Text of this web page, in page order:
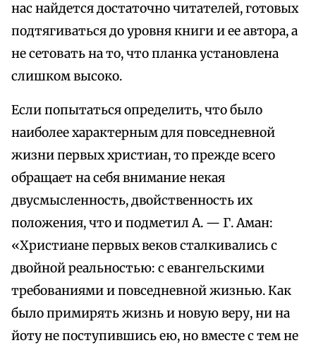
нас найдется достаточно читателей, готовых
подтягиваться до уровня книги и ее автора, а
не сетовать на то, что планка установлена
слишком высоко.
Если попытаться определить, что было
наиболее характерным для повседневной
жизни первых христиан, то прежде всего
обращает на себя внимание некая
двусмысленность, двойственность их
положения, что и подметил А. — Г. Аман:
«Христиане первых веков сталкивались с
двойной реальностью: с евангельскими
требованиями и повседневной жизнью. Как
было примирять жизнь и новую веру, ни на
йоту не поступившись ею, но вместе с тем не